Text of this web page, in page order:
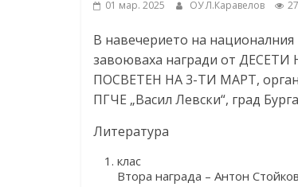
ресурси
01 мар. 2025 ОУ Л.Каравелов
В навечерието на
завоюваха награди от
ПОСВЕТЕН НА 3-ТИ МАРТ,
ПГЧЕ „Васил Левски“, град
Литература
клас
Втора награда – Антон